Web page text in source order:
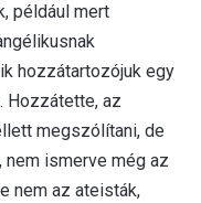
például mert
hozzátartozójuk egy
Hozzátette, az
megszólítani, de
nem ismerve még az
nem az ateisták,